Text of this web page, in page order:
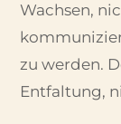
Wachsen,
zu werden.
Entfaltung,